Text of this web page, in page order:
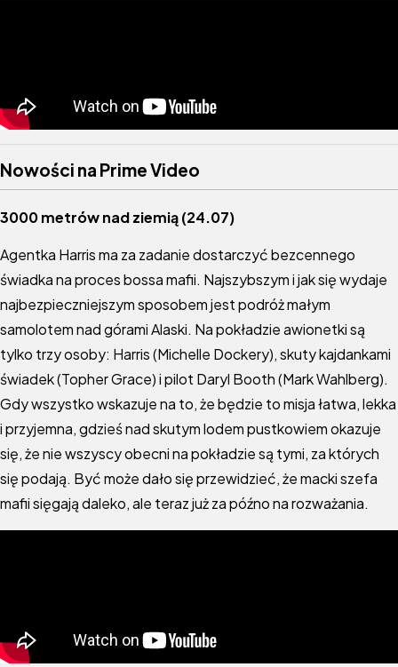
Nowości na Prime Video
3000 metrów nad ziemią (24.07)
Agentka Harris ma za zadanie dostarczyć bezcennego
świadka na proces bossa mafii. Najszybszym i jak się wydaje
najbezpieczniejszym sposobem jest podróż małym
samolotem nad górami Alaski. Na pokładzie awionetki są
tylko trzy osoby: Harris (Michelle Dockery), skuty kajdankami
świadek (Topher Grace) i pilot Daryl Booth (Mark Wahlberg).
Gdy wszystko wskazuje na to, że będzie to misja łatwa, lekka
i przyjemna, gdzieś nad skutym lodem pustkowiem okazuje
się, że nie wszyscy obecni na pokładzie są tymi, za których
się podają. Być może dało się przewidzieć, że macki szefa
mafii sięgają daleko, ale teraz już za późno na rozważania.